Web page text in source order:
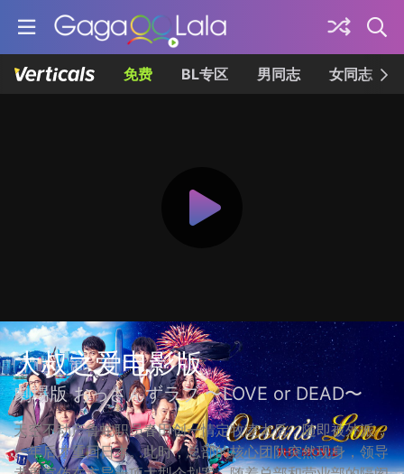
免费 BL专区 男同志 女同志
大叔之爱电影版
劇場版 おっさんずラブ 〜LOVE or DEAD〜
天空不动产鲁蛇职员春田创一情定牧凌太后，随即被外派，
一年后才重回日本。此时，总部的核心团队突然现身，领导